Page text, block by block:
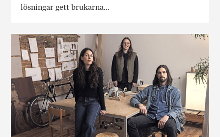
lösningar gett brukarna…